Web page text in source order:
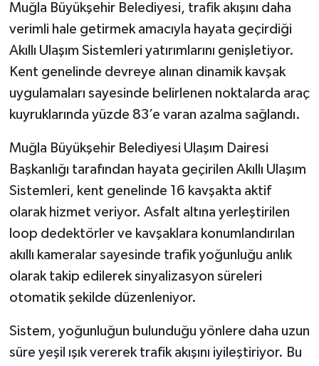
Muğla Büyükşehir Belediyesi, trafik akışını daha
verimli hale getirmek amacıyla hayata geçirdiği
Akıllı Ulaşım Sistemleri yatırımlarını genişletiyor.
Kent genelinde devreye alınan dinamik kavşak
uygulamaları sayesinde belirlenen noktalarda araç
kuyruklarında yüzde 83’e varan azalma sağlandı.
Muğla Büyükşehir Belediyesi Ulaşım Dairesi
Başkanlığı tarafından hayata geçirilen Akıllı Ulaşım
Sistemleri, kent genelinde 16 kavşakta aktif
olarak hizmet veriyor. Asfalt altına yerleştirilen
loop dedektörler ve kavşaklara konumlandırılan
akıllı kameralar sayesinde trafik yoğunluğu anlık
olarak takip edilerek sinyalizasyon süreleri
otomatik şekilde düzenleniyor.
Sistem, yoğunluğun bulunduğu yönlere daha uzun
süre yeşil ışık vererek trafik akışını iyileştiriyor. Bu